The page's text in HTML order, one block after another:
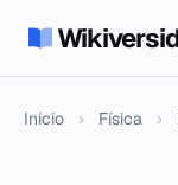
Inicio › Física ›